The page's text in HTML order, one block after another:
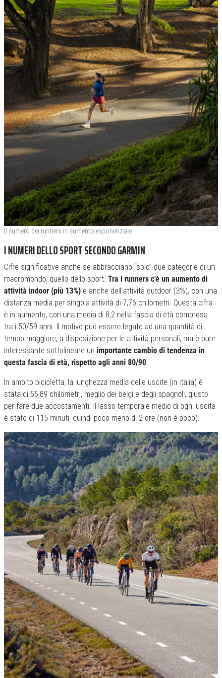
Il numero dei runners in aumento esponenziale
I NUMERI DELLO SPORT SECONDO GARMIN
Cifre significative anche se abbracciano “solo” due categorie di un
macromondo, quello dello sport. Tra i runners c’è un aumento di
attività indoor (più 13%) e anche dell’attività outdoor (3%), con una
distanza media per singola attività di 7,76 chilometri. Questa cifra
è in aumento, con una media di 8,2 nella fascia di età compresa
tra i 50/59 anni. Il motivo può essere legato ad una quantità di
tempo maggiore, a disposizione per le attività personali, ma è pure
interessante sottolineare un importante cambio di tendenza in
questa fascia di età, rispetto agli anni 80/90.
In ambito bicicletta, la lunghezza media delle uscite (in Italia) è
stata di 55,89 chilometri, meglio dei belgi e degli spagnoli, giusto
per fare due accostamenti. Il lasso temporale medio di ogni uscita
è stato di 115 minuti, quindi poco meno di 2 ore (non è poco).